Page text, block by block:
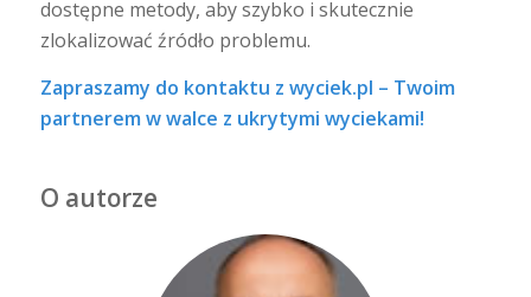
dostępne metody, aby szybko i skutecznie
zlokalizować źródło problemu.
Zapraszamy do kontaktu z wyciek.pl – Twoim
partnerem w walce z ukrytymi wyciekami!
O autorze